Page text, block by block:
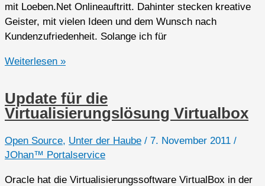
mit Loeben.Net Onlineauftritt. Dahinter stecken kreative
Geister, mit vielen Ideen und dem Wunsch nach
Kundenzufriedenheit. Solange ich für
Der
trägt
die
schlechtesten
Schuhe
Weiterlesen »
Update für die
Virtualisierungslösung Virtualbox
Open Source, Unter der Haube / 7. November 2011 /
JOhan™ Portalservice
Oracle hat die Virtualisierungssoftware VirtualBox in der